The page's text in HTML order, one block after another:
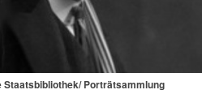
Porträtsammlung